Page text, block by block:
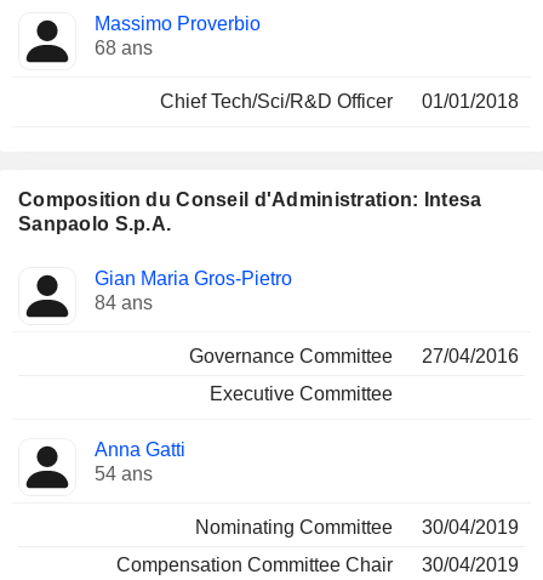
Massimo Proverbio
68 ans
Chief Tech/Sci/R&D Officer 01/01/2018
Composition du Conseil d'Administration: Intesa
Sanpaolo S.p.A.
Administrateur Comités
Gian Maria Gros-Pietro
84 ans
Governance Committee
27/04/2016
Executive Committee
Anna Gatti
54 ans
Nominating Committee
30/04/2019
Compensation Committee Chair
30/04/2019